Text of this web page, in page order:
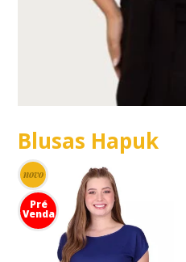
Blusas Hapuk
novo
Pré
Venda